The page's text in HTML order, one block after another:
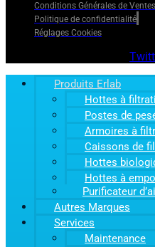
Conditions Générales de Ventes
Politique de confidentialité
Réglages Cookies
Produits Erlab
Hottes à
Postes de
Armoires à
Caissons de
Hottes
Hottes à
Purificateur
Autres Marques
Services
Maintenance